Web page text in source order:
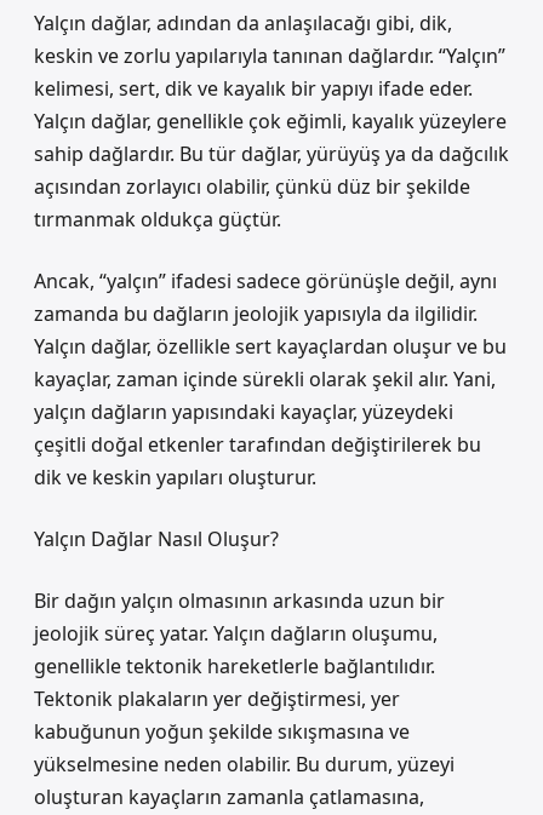
Yalçın dağlar, adından da anlaşılacağı gibi, dik,
keskin ve zorlu yapılarıyla tanınan dağlardır. “Yalçın”
kelimesi, sert, dik ve kayalık bir yapıyı ifade eder.
Yalçın dağlar, genellikle çok eğimli, kayalık yüzeylere
sahip dağlardır. Bu tür dağlar, yürüyüş ya da dağcılık
açısından zorlayıcı olabilir, çünkü düz bir şekilde
tırmanmak oldukça güçtür.
Ancak, “yalçın” ifadesi sadece görünüşle değil, aynı
zamanda bu dağların jeolojik yapısıyla da ilgilidir.
Yalçın dağlar, özellikle sert kayaçlardan oluşur ve bu
kayaçlar, zaman içinde sürekli olarak şekil alır. Yani,
yalçın dağların yapısındaki kayaçlar, yüzeydeki
çeşitli doğal etkenler tarafından değiştirilerek bu
dik ve keskin yapıları oluşturur.
Yalçın Dağlar Nasıl Oluşur?
Bir dağın yalçın olmasının arkasında uzun bir
jeolojik süreç yatar. Yalçın dağların oluşumu,
genellikle tektonik hareketlerle bağlantılıdır.
Tektonik plakaların yer değiştirmesi, yer
kabuğunun yoğun şekilde sıkışmasına ve
yükselmesine neden olabilir. Bu durum, yüzeyi
oluşturan kayaçların zamanla çatlamasına,